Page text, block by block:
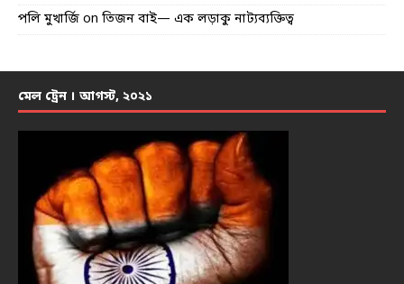
পলি মুখার্জি on তিজন বাই— এক লড়াকু নাট্যব্যক্তিত্ব
মেল ট্রেন । আগস্ট, ২০২১